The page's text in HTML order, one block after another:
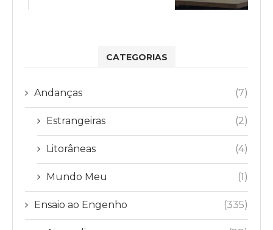
CATEGORIAS
Andanças (7)
Estrangeiras (2)
Litorâneas (4)
Mundo Meu (1)
Ensaio ao Engenho (335)